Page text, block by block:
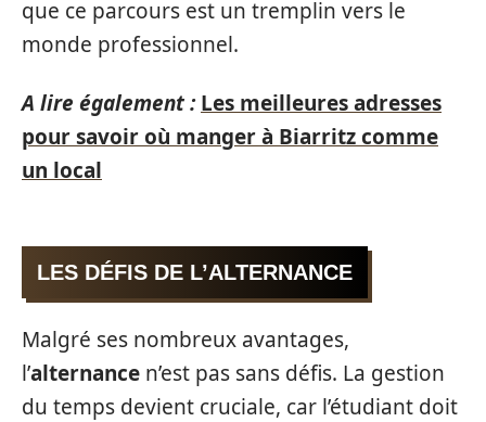
que ce parcours est un tremplin vers le
monde professionnel.
A lire également : Les meilleures adresses
pour savoir où manger à Biarritz comme
un local
LES DÉFIS DE L’ALTERNANCE
Malgré ses nombreux avantages,
l’alternance n’est pas sans défis. La gestion
du temps devient cruciale, car l’étudiant doit